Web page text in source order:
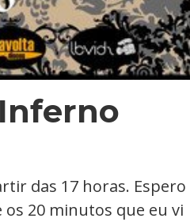
das 17 horas. Espero
20 minutos que eu vi